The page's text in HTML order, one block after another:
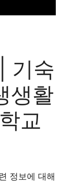
기숙
생활
교
정보에 대해